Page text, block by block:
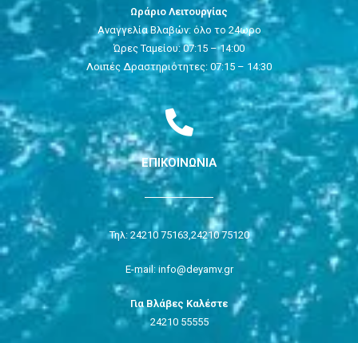
Ωράριο Λειτουργίας
Αναγγελία Βλαβών: όλο το 24ωρο
Ώρες Ταμείου: 07:15 – 14:00
Λοιπές Δραστηριότητες: 07:15 – 14:30
ΕΠΙΚΟΙΝΩΝΙΑ
Τηλ: 24210 75163, 24210 75120
E-mail: info@deyamv.gr
Για Βλάβες Καλέστε
24210 55555